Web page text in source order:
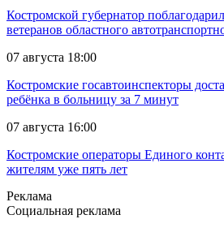
Костромской губернатор
ветеранов областного
07 августа 18:00
Костромские госавтоинспекторы
ребёнка в больницу за 7 минут
07 августа 16:00
Костромские операторы Единого
жителям уже пять лет
Реклама
Социальная реклама